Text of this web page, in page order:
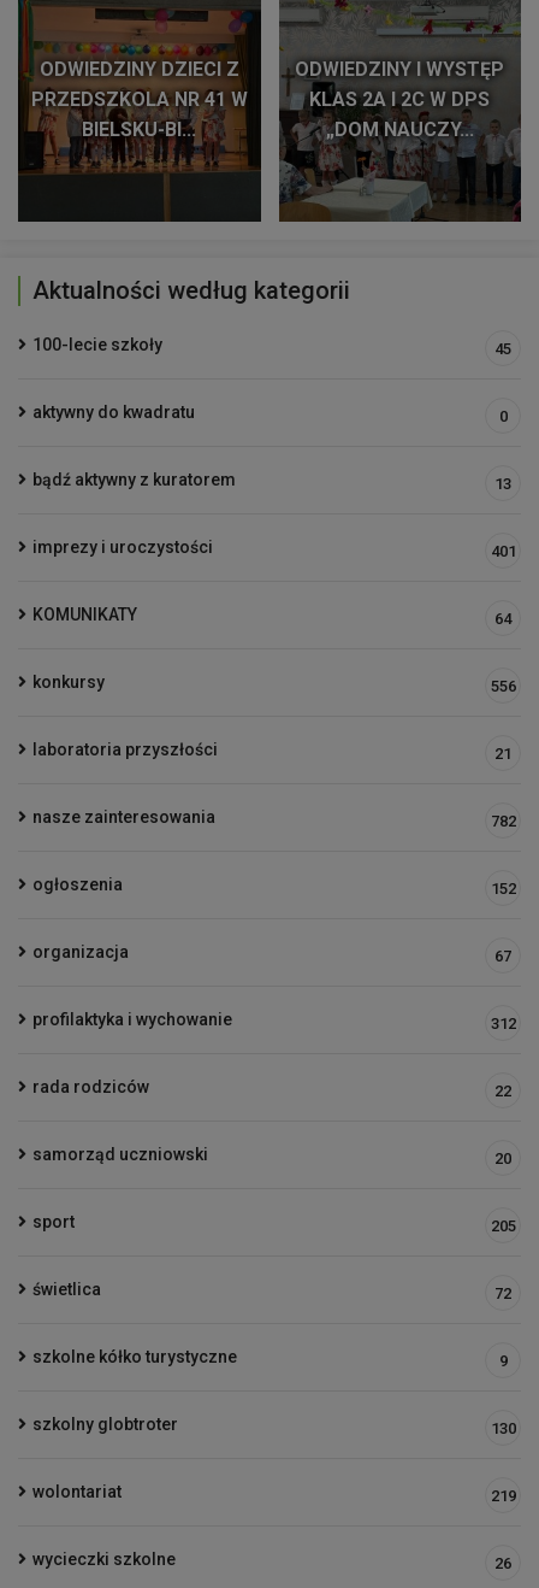
ODWIEDZINY DZIECI Z
PRZEDSZKOLA NR 41 W
BIELSKU-BI...
ODWIEDZINY I WYSTĘP
KLAS 2A I 2C W DPS
„DOM NAUCZY...
Aktualności według kategorii
100-lecie szkoły 45
aktywny do kwadratu 0
bądź aktywny z kuratorem 13
imprezy i uroczystości 401
KOMUNIKATY 64
konkursy 556
laboratoria przyszłości 21
nasze zainteresowania 782
ogłoszenia 152
organizacja 67
profilaktyka i wychowanie 312
rada rodziców 22
samorząd uczniowski 20
sport 205
świetlica 72
szkolne kółko turystyczne 9
szkolny globtroter 130
wolontariat 219
wycieczki szkolne 26